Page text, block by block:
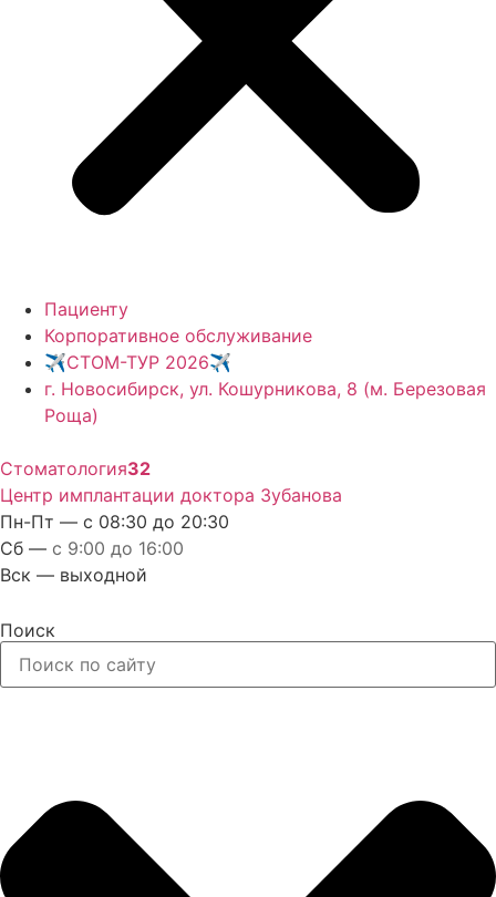
Пациенту
Корпоративное обслуживание
✈️СТОМ-ТУР 2026✈️
г. Новосибирск, ул. Кошурникова, 8 (м. Березовая
Роща)
Стоматология32
Центр имплантации доктора Зубанова
Пн-Пт — с 08:30 до 20:30
Сб — с 9:00 до 16:00
Вск — выходной
Поиск